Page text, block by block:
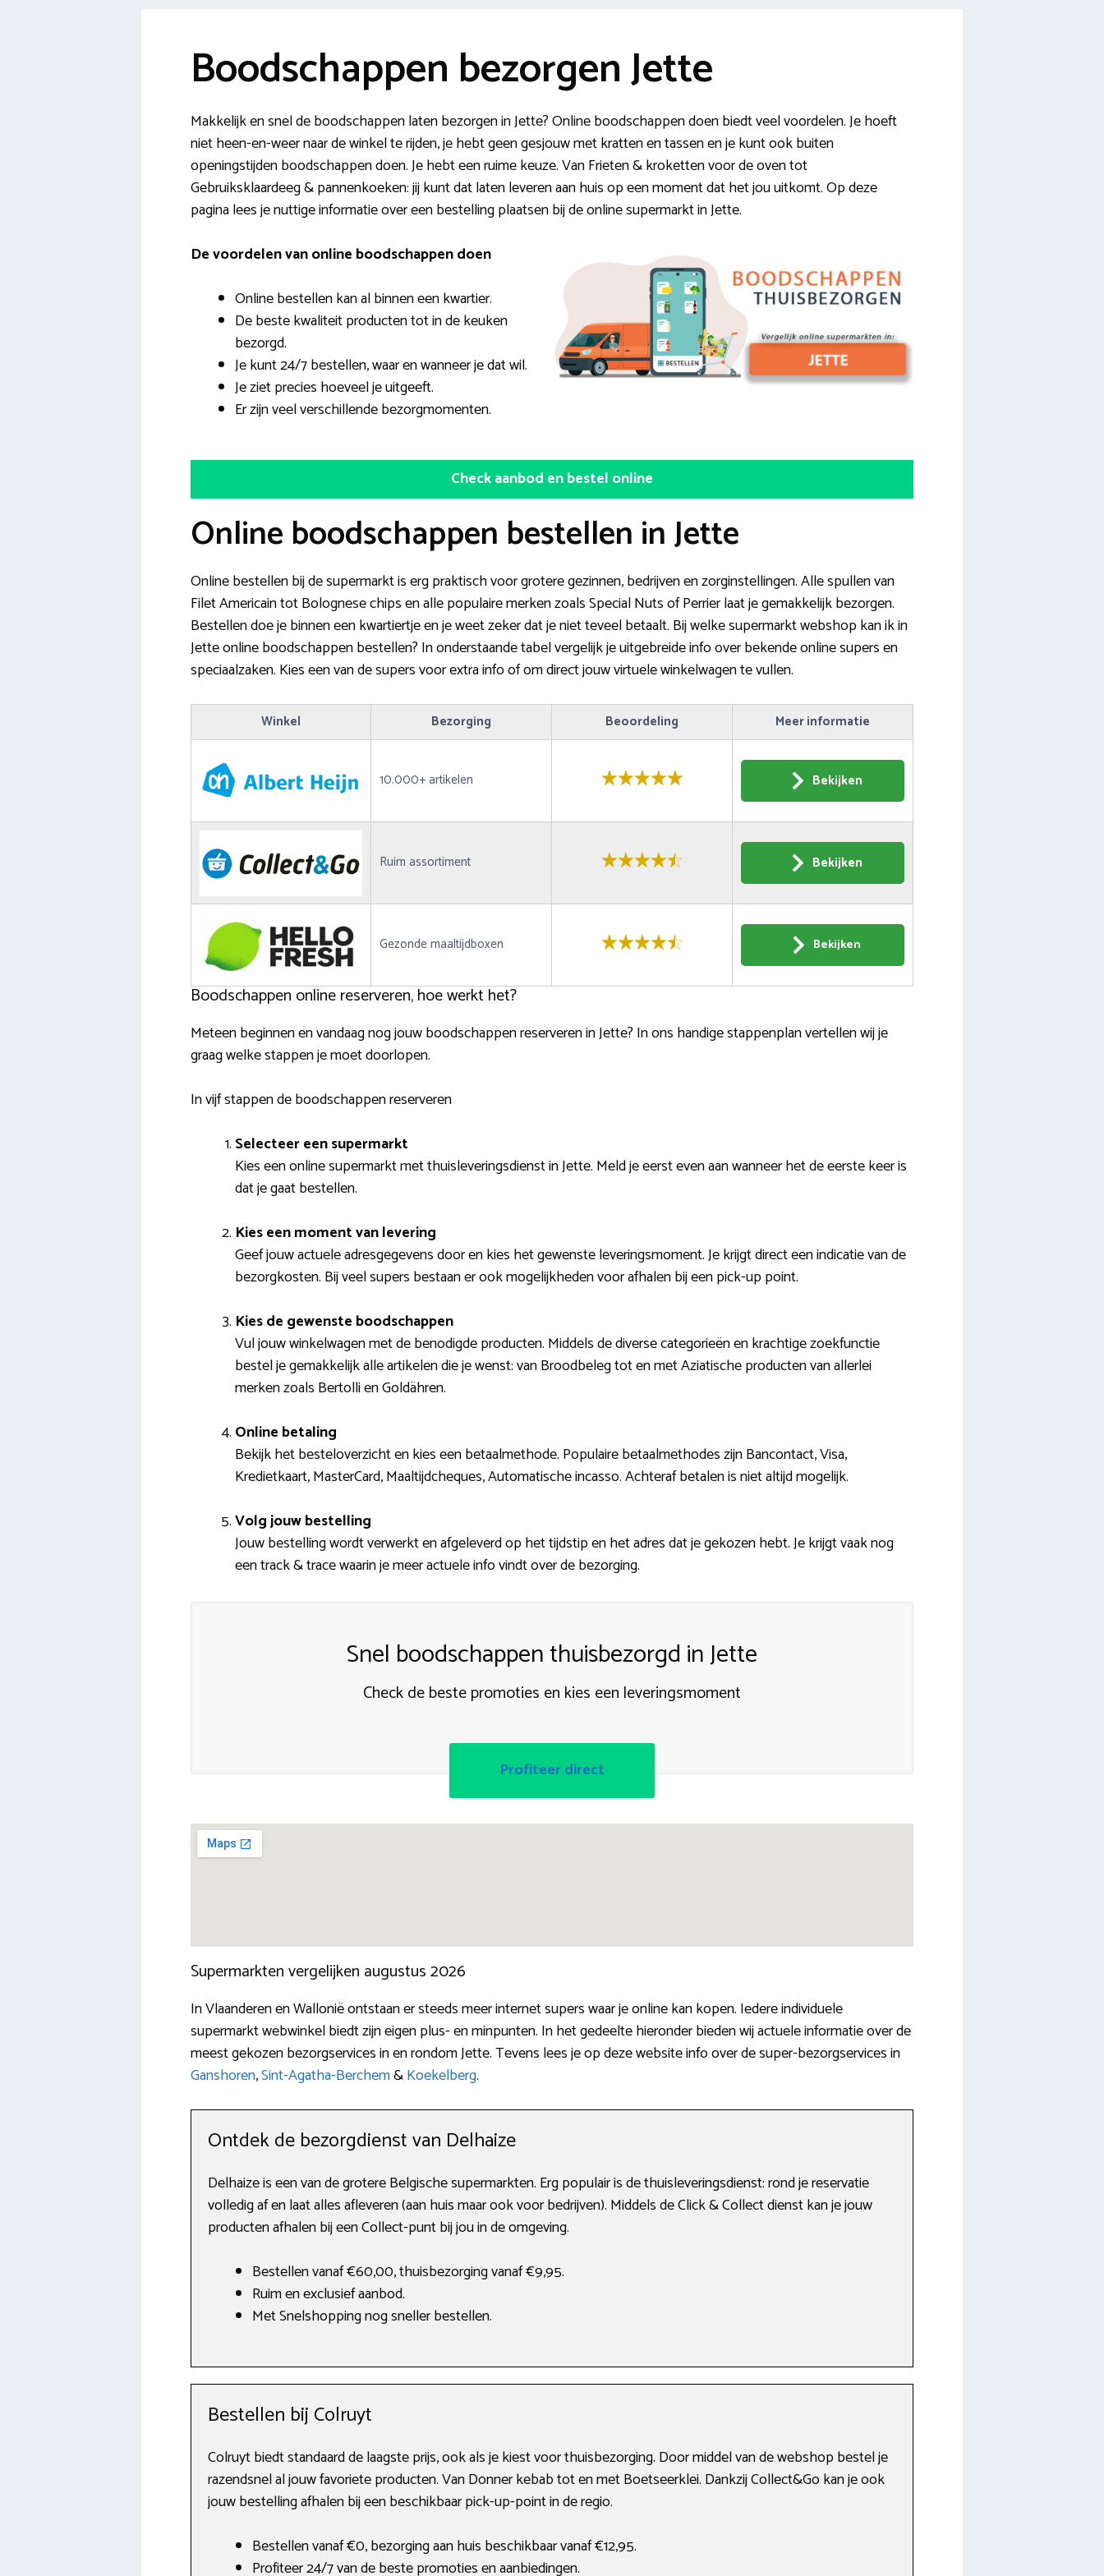
Boodschappen bezorgen Jette
Makkelijk en snel de boodschappen laten bezorgen in Jette? Online boodschappen doen biedt veel voordelen. Je hoeft
niet heen-en-weer naar de winkel te rijden, je hebt geen gesjouw met kratten en tassen en je kunt ook buiten
openingstijden boodschappen doen. Je hebt een ruime keuze. Van Frieten & kroketten voor de oven tot
Gebruiksklaardeeg & pannenkoeken: jij kunt dat laten leveren aan huis op een moment dat het jou uitkomt. Op deze
pagina lees je nuttige informatie over een bestelling plaatsen bij de online supermarkt in Jette.
De voordelen van online boodschappen doen
Online bestellen kan al binnen een kwartier.
De beste kwaliteit producten tot in de keuken
bezorgd.
Je kunt 24/7 bestellen, waar en wanneer je dat wil.
Je ziet precies hoeveel je uitgeeft.
Er zijn veel verschillende bezorgmomenten.
Check aanbod en bestel online
Online boodschappen bestellen in Jette
Online bestellen bij de supermarkt is erg praktisch voor grotere gezinnen, bedrijven en zorginstellingen. Alle spullen van
Filet Americain tot Bolognese chips en alle populaire merken zoals Special Nuts of Perrier laat je gemakkelijk bezorgen.
Bestellen doe je binnen een kwartiertje en je weet zeker dat je niet teveel betaalt. Bij welke supermarkt webshop kan ik in
Jette online boodschappen bestellen? In onderstaande tabel vergelijk je uitgebreide info over bekende online supers en
speciaalzaken. Kies een van de supers voor extra info of om direct jouw virtuele winkelwagen te vullen.
Winkel Bezorging Beoordeling Meer informatie
10.000+ artikelen Bekijken
Ruim assortiment Bekijken
Gezonde maaltijdboxen Bekijken
Boodschappen online reserveren, hoe werkt het?
Meteen beginnen en vandaag nog jouw boodschappen reserveren in Jette? In ons handige stappenplan vertellen wij je
graag welke stappen je moet doorlopen.
In vijf stappen de boodschappen reserveren
Selecteer een supermarkt
Kies een online supermarkt met thuisleveringsdienst in Jette. Meld je eerst even aan wanneer het de eerste keer is
dat je gaat bestellen.
Kies een moment van levering
Geef jouw actuele adresgegevens door en kies het gewenste leveringsmoment. Je krijgt direct een indicatie van de
bezorgkosten. Bij veel supers bestaan er ook mogelijkheden voor afhalen bij een pick-up point.
Kies de gewenste boodschappen
Vul jouw winkelwagen met de benodigde producten. Middels de diverse categorieën en krachtige zoekfunctie
bestel je gemakkelijk alle artikelen die je wenst: van Broodbeleg tot en met Aziatische producten van allerlei
merken zoals Bertolli en Goldähren.
Online betaling
Bekijk het besteloverzicht en kies een betaalmethode. Populaire betaalmethodes zijn Bancontact, Visa,
Kredietkaart, MasterCard, Maaltijdcheques, Automatische incasso. Achteraf betalen is niet altijd mogelijk.
Volg jouw bestelling
Jouw bestelling wordt verwerkt en afgeleverd op het tijdstip en het adres dat je gekozen hebt. Je krijgt vaak nog
een track & trace waarin je meer actuele info vindt over de bezorging.
Snel boodschappen thuisbezorgd in Jette
Check de beste promoties en kies een leveringsmoment
Profiteer direct
Supermarkten vergelijken augustus 2026
In Vlaanderen en Wallonië ontstaan er steeds meer internet supers waar je online kan kopen. Iedere individuele
supermarkt webwinkel biedt zijn eigen plus- en minpunten. In het gedeelte hieronder bieden wij actuele informatie over de
meest gekozen bezorgservices in en rondom Jette. Tevens lees je op deze website info over de super-bezorgservices in
Ganshoren,Sint-Agatha-Berchem&Koekelberg.
Ontdek de bezorgdienst van Delhaize
Delhaize is een van de grotere Belgische supermarkten. Erg populair is de thuisleveringsdienst: rond je reservatie
volledig af en laat alles afleveren (aan huis maar ook voor bedrijven). Middels de Click & Collect dienst kan je jouw
producten afhalen bij een Collect-punt bij jou in de omgeving.
Bestellen vanaf €60,00, thuisbezorging vanaf €9,95.
Ruim en exclusief aanbod.
Met Snelshopping nog sneller bestellen.
Bestellen bij Colruyt
Colruyt biedt standaard de laagste prijs, ook als je kiest voor thuisbezorging. Door middel van de webshop bestel je
razendsnel al jouw favoriete producten. Van Donner kebab tot en met Boetseerklei. Dankzij Collect&Go kan je ook
jouw bestelling afhalen bij een beschikbaar pick-up-point in de regio.
Bestellen vanaf €0, bezorging aan huis beschikbaar vanaf €12,95.
Profiteer 24/7 van de beste promoties en aanbiedingen.